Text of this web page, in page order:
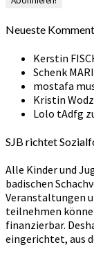
Neueste
Kerstin
Schenk
mostafa
Kristin
Lolo tAdfg
SJB richtet
Alle Kinder und
badischen
Veranstaltungen
teilnehmen
finanzierbar.
eingerichtet, aus